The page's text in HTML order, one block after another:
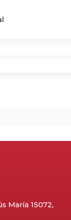
María 15072,